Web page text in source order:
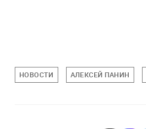
НОВОСТИ АЛЕКСЕЙ ПАНИН